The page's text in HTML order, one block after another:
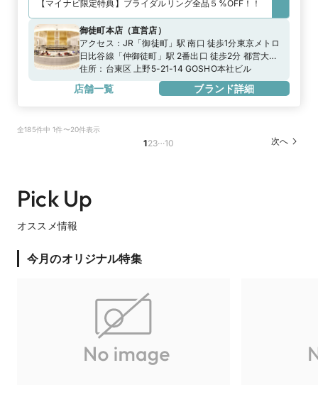
【マイナビ限定特典】ブライダルリング全品５%OFF！！
御徒町本店（直営店 ）
アクセス： JR「御徒町」駅 南口 徒歩1分東京メトロ
日比谷線「仲御徒町」駅 2番出口 徒歩2分 都営大江
戸線「上野御徒町」駅 A6出口 徒歩2分
住所： 台東区 上野5-21-14 GOSHO本社ビル
店舗一覧 ブランド詳細
全185件中 1件〜20件表示
123…10 次へ
Pick Up
オススメ情報
今月のオリジナル特集